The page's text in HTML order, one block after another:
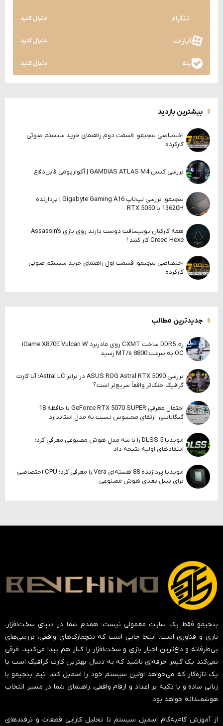
تلگرام دنبال کنید
آپارات دنبال کنید
بله دنبال کنید
بیشترین بازدید
اختصاصی بنچیمو: قسمت دوم راهنمای خرید سیستم صوتی
کارکرده
بررسی کیس GAMDIAS ATLAS M4 | آکواریومی قابل‌دفاع
بنچیمو: بررسی لپ‌تاپ Gigabyte Gaming A16 | پردازنده
13620H با RTX 5050
همه کارکنان یوبیسافت دوست دارند روی بازی Assassin’s
Creed Hexe کار کنند !
اختصاصی بنچیمو: قسمت اول راهنمای خرید سیستم صوتی
کارکرده
جدیدترین مطالب
رم DDR5 ساخت CXMT روی مادربرد iGame X870E Vulcan W
OC به سرعت 8800 MT/s رسید
بررسی ASUS ROG Astral RTX 5090 در برابر Astral LC؛ آیا کارت
گرافیک خنک‌تر واقعاً سریع‌تر است؟
احتمال معرفی GeForce RTX 5070 SUPER با حافظه 18
گیگابایتی؛ ارتقای محسوس نسبت به مدل استاندارد
انویدیا DLSS 5 را با سه مدل هوش مصنوعی معرفی کرد؛
انتقادهای اولیه نتیجه داد
انویدیا پردازنده 88 هسته‌ای Vera را معرفی کرد؛ CPU اختصاصی
برای نسل بعدی هوش مصنوعی
بنچیمو فقط یک سایت معمولی نیست؛ همدم شما در دنیای سخت‌افزار،
بازی و فناوری است. اینجا جایی است که بنچمارک‌های واقعی، بررسی‌های
بی‌طرفانه و داغ‌ترین اخبار بازی و سخت‌افزار را کنار هم پیدا می‌کنید. فرقی
نمی‌کند یک گیمر حرفه‌ای باشید که به دنبال بهترین کارت گرافیک است یا
یک تازه‌کار که می‌خواهد اولین سیستم خود را اسمبل کند؛ تیم بنچیمو با
زبانی ساده و با تکیه بر اعداد و ارقام واقعی، راهنمای شما در مسیر انتخاب
هوشمندانه خواهد بود.
از آموزش گام‌به‌گام اسمبل سیستم تا تحلیل کارایی قطعات و ترفندهای